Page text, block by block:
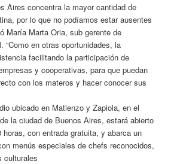
Aires concentra la mayor cantidad de
por lo que no podíamos estar ausentes
María Marta Oria, sub gerente de
“Como en otras oportunidades, la
facilitando la participación de
y cooperativas, para que puedan
con los materos y hacer conocer sus
ubicado en Matienzo y Zapiola, en el
la ciudad de Buenos Aires, estará abierto
horas, con entrada gratuita, y abarca un
menús especiales de chefs reconocidos,
culturales